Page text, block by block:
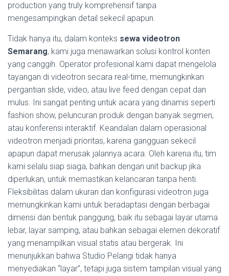
production yang truly komprehensif tanpa
mengesampingkan detail sekecil apapun.
Tidak hanya itu, dalam konteks sewa videotron
Semarang, kami juga menawarkan solusi kontrol konten
yang canggih. Operator profesional kami dapat mengelola
tayangan di videotron secara real-time, memungkinkan
pergantian slide, video, atau live feed dengan cepat dan
mulus. Ini sangat penting untuk acara yang dinamis seperti
fashion show, peluncuran produk dengan banyak segmen,
atau konferensi interaktif. Keandalan dalam operasional
videotron menjadi prioritas, karena gangguan sekecil
apapun dapat merusak jalannya acara. Oleh karena itu, tim
kami selalu siap siaga, bahkan dengan unit backup jika
diperlukan, untuk memastikan kelancaran tanpa henti.
Fleksibilitas dalam ukuran dan konfigurasi videotron juga
memungkinkan kami untuk beradaptasi dengan berbagai
dimensi dan bentuk panggung, baik itu sebagai layar utama
lebar, layar samping, atau bahkan sebagai elemen dekoratif
yang menampilkan visual statis atau bergerak. Ini
menunjukkan bahwa Studio Pelangi tidak hanya
menyediakan “layar”, tetapi juga sistem tampilan visual yang